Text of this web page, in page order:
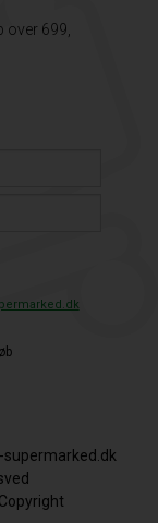
over 699,